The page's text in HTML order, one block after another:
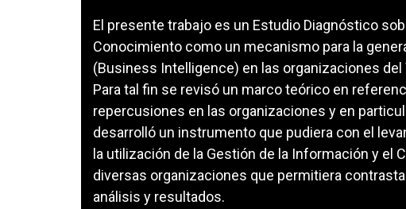
El presente trabajo es un Estudio Diagnóstico
Conocimiento como un mecanismo para la
(Business Intelligence) en las organizaciones del
Para tal fin se revisó un marco teórico en
repercusiones en las organizaciones y en
desarrolló un instrumento que pudiera con el
la utilización de la Gestión de la Información y el
diversas organizaciones que permitiera
análisis y resultados.